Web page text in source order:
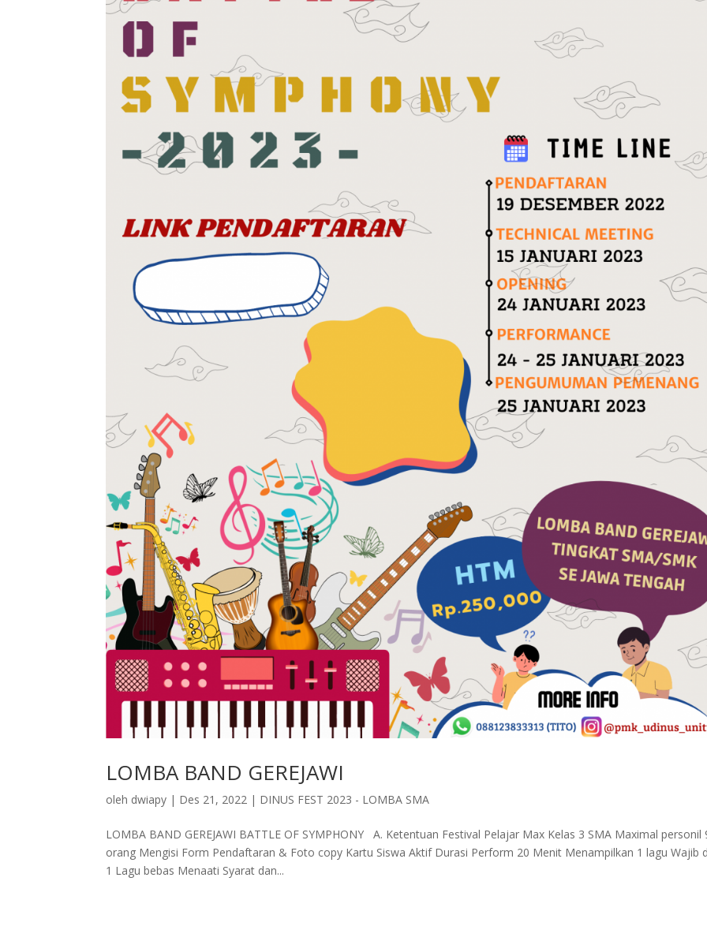
LOMBA BAND GEREJAWI
oleh dwiapy | Des 21, 2022 | DINUS FEST 2023 - LOMBA SMA
LOMBA BAND GEREJAWI BATTLE OF SYMPHONY A. Ketentuan Festival Pelajar Max Kelas 3 SMA Maximal personil
orang Mengisi Form Pendaftaran & Foto copy Kartu Siswa Aktif Durasi Perform 20 Menit Menampilkan 1 lagu Wajib
1 Lagu bebas Menaati Syarat dan...